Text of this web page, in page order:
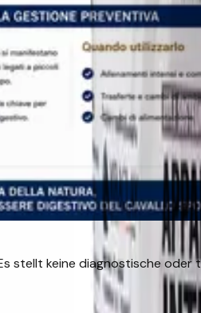
stellt keine diagnostische